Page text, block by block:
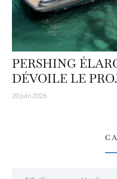
PERSHING
DÉVOILE LE
20 juin 2026